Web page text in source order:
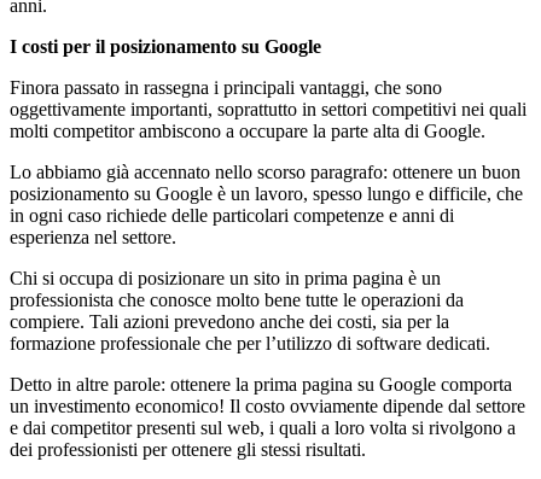
anni.
I costi per il posizionamento su Google
Finora passato in rassegna i principali vantaggi, che sono
oggettivamente importanti, soprattutto in settori competitivi nei quali
molti competitor ambiscono a occupare la parte alta di Google.
Lo abbiamo già accennato nello scorso paragrafo: ottenere un buon
posizionamento su Google è un lavoro, spesso lungo e difficile, che
in ogni caso richiede delle particolari competenze e anni di
esperienza nel settore.
Chi si occupa di posizionare un sito in prima pagina è un
professionista che conosce molto bene tutte le operazioni da
compiere. Tali azioni prevedono anche dei costi, sia per la
formazione professionale che per l’utilizzo di software dedicati.
Detto in altre parole: ottenere la prima pagina su Google comporta
un investimento economico! Il costo ovviamente dipende dal settore
e dai competitor presenti sul web, i quali a loro volta si rivolgono a
dei professionisti per ottenere gli stessi risultati.